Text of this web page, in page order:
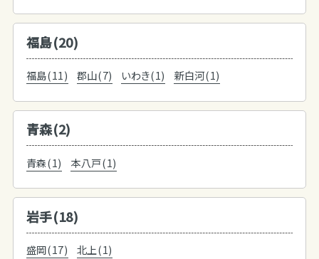
福島(20)
福島(11) 郡山(7) いわき(1) 新白河(1)
青森(2)
青森(1) 本八戸(1)
岩手(18)
盛岡(17) 北上(1)